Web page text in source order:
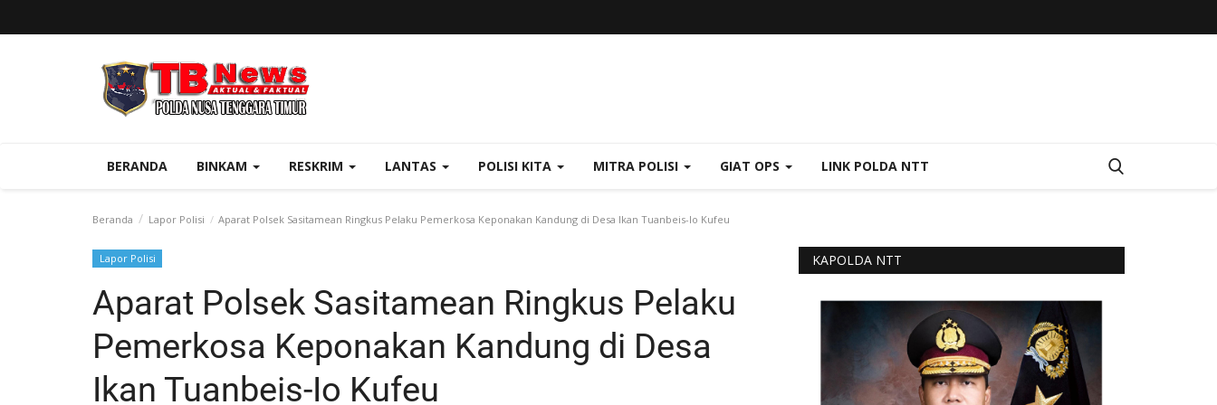
BERANDA BINKAM RESKRIM LANTAS POLISI KITA MITRA POLISI GIAT OPS LINK POLDA NTT
Beranda Lapor Polisi Aparat Polsek Sasitamean Ringkus Pelaku Pemerkosa Keponakan Kandung di Desa Ikan Tuanbeis-Io Kufeu
Lapor Polisi
Aparat Polsek Sasitamean Ringkus Pelaku
Pemerkosa Keponakan Kandung di Desa
Ikan Tuanbeis-Io Kufeu
KAPOLDA NTT